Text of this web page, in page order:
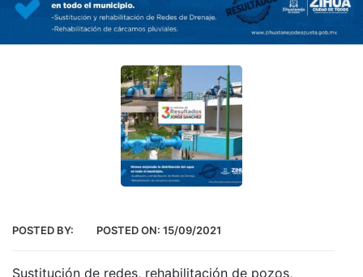
POSTED BY: POSTED ON: 15/09/2021
Sustitución de redes, rehabilitación de pozos,